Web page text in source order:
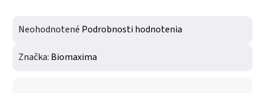
Priemerné hodnotenie produktu je 0,0 z 5 hviezdičiek.
Neohodnotené Podrobnosti hodnotenia
Značka: Biomaxima